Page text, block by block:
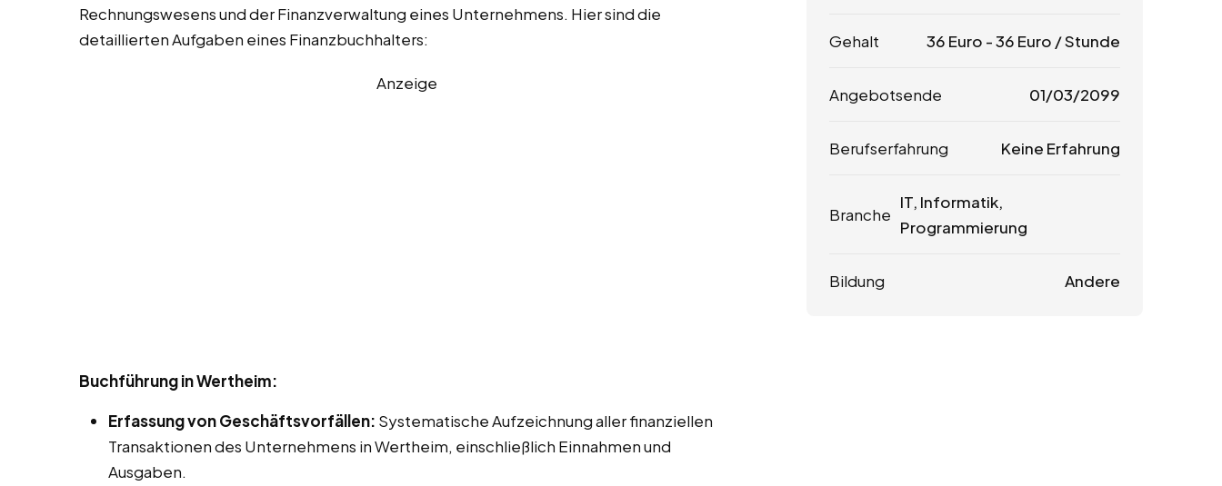
Rechnungswesens und der Finanzverwaltung eines Unternehmens. Hier sind die
detaillierten Aufgaben eines Finanzbuchhalters:
Anzeige
Buchführung in Wertheim:
Erfassung von Geschäftsvorfällen: Systematische Aufzeichnung aller finanziellen
Transaktionen des Unternehmens in Wertheim, einschließlich Einnahmen und
Ausgaben.
Gehalt 36 Euro -36 Euro / Stunde
Angebotsende 01/03/2099
Berufserfahrung Keine Erfahrung
Branche
IT, Informatik,
Programmierung
Bildung Andere